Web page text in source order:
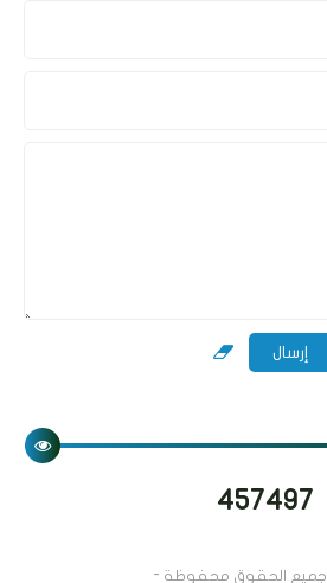
457497
جميع الحقوق محفوظة -